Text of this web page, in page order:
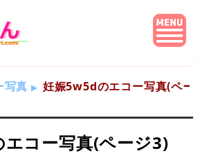
写真 妊娠5w5dのエコー写真(ペー
コー写真(ページ3)